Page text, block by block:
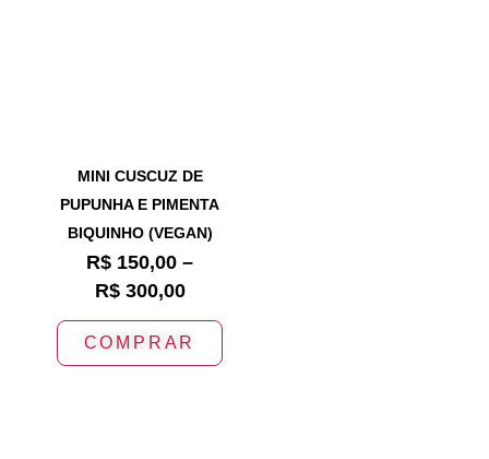
MINI CUSCUZ DE
PUPUNHA E PIMENTA
BIQUINHO (VEGAN)
R$ 150,00 –
R$300,00
COMPRAR